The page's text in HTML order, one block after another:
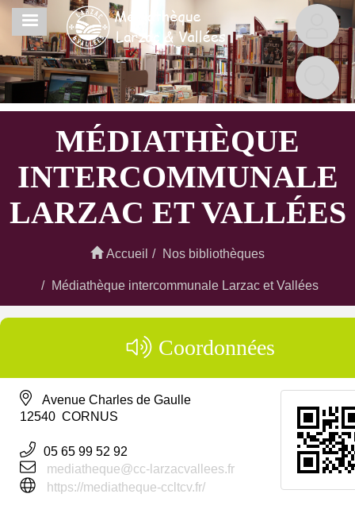
Aller
contenu
principal
MENU
MÉDIATHÈQUE
INTERCOMMUNALE
LARZAC ET VALLÉES
Accueil Nos bibliothèques
Médiathèque intercommunale Larzac et Vallées
Coordonnées
Avenue Charles de Gaulle
12540 CORNUS
05 65 99 52 92
mediatheque@cc-larzacvallees.fr
https://mediatheque-ccltcv.fr/